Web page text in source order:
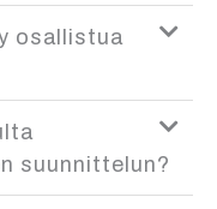
osallistua
suunnittelun?